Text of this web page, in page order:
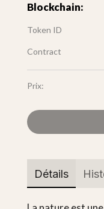
Blockchain:
Token ID
Contract
Prix:
Détails